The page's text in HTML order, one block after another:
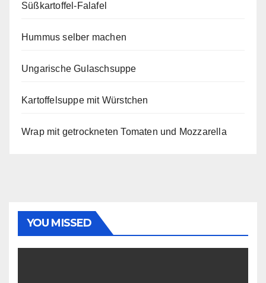
Süßkartoffel-Falafel
Hummus selber machen
Ungarische Gulaschsuppe
Kartoffelsuppe mit Würstchen
Wrap mit getrockneten Tomaten und Mozzarella
YOU MISSED